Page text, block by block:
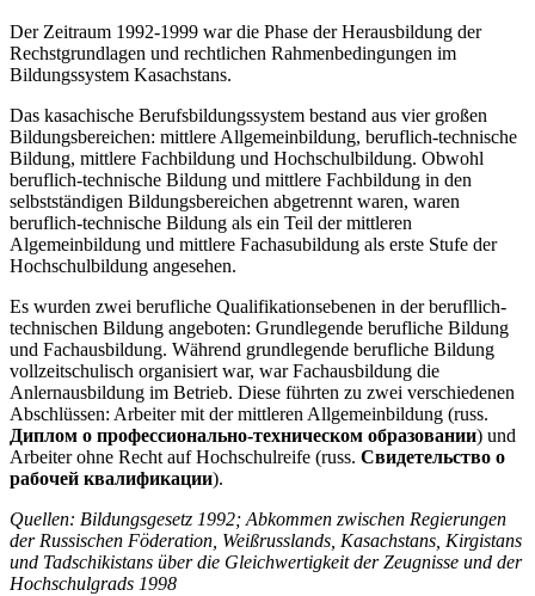
Der Zeitraum 1992-1999 war die Phase der Herausbildung der
Rechstgrundlagen und rechtlichen Rahmenbedingungen im
Bildungssystem Kasachstans.
Das kasachische Berufsbildungssystem bestand aus vier großen
Bildungsbereichen: mittlere Allgemeinbildung, beruflich-technische
Bildung, mittlere Fachbildung und Hochschulbildung. Obwohl
beruflich-technische Bildung und mittlere Fachbildung in den
selbstständigen Bildungsbereichen abgetrennt waren, waren
beruflich-technische Bildung als ein Teil der mittleren
Algemeinbildung und mittlere Fachasubildung als erste Stufe der
Hochschulbildung angesehen.
Es wurden zwei berufliche Qualifikationsebenen in der berufllich-
technischen Bildung angeboten: Grundlegende berufliche Bildung
und Fachausbildung. Während grundlegende berufliche Bildung
vollzeitschulisch organisiert war, war Fachausbildung die
Anlernausbildung im Betrieb. Diese führten zu zwei verschiedenen
Abschlüssen: Arbeiter mit der mittleren Allgemeinbildung (russ.
Диплом о профессионально-техническом образовании) und
Arbeiter ohne Recht auf Hochschulreife (russ. Свидетельство о
рабочей квалификации).
Quellen: Bildungsgesetz 1992; Abkommen zwischen Regierungen
der Russischen Föderation, Weißrusslands, Kasachstans, Kirgistans
und Tadschikistans über die Gleichwertigkeit der Zeugnisse und der
Hochschulgrads 1998